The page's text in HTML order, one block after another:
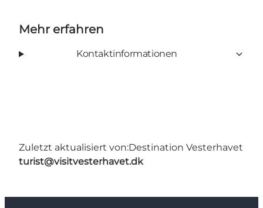
Mehr erfahren
Kontaktinformationen
Zuletzt aktualisiert von:Destination Vesterhavet
turist@visitvesterhavet.dk